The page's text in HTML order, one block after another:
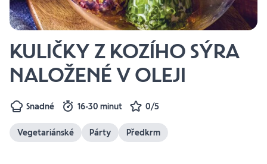
KULIČKY Z KOZÍHO SÝRA
NALOŽENÉ V OLEJI
Snadné 16-30 minut 0/5
Vegetariánské Párty Předkrm